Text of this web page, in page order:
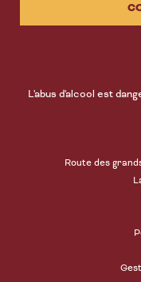
L'abus d'alcool est
Route des